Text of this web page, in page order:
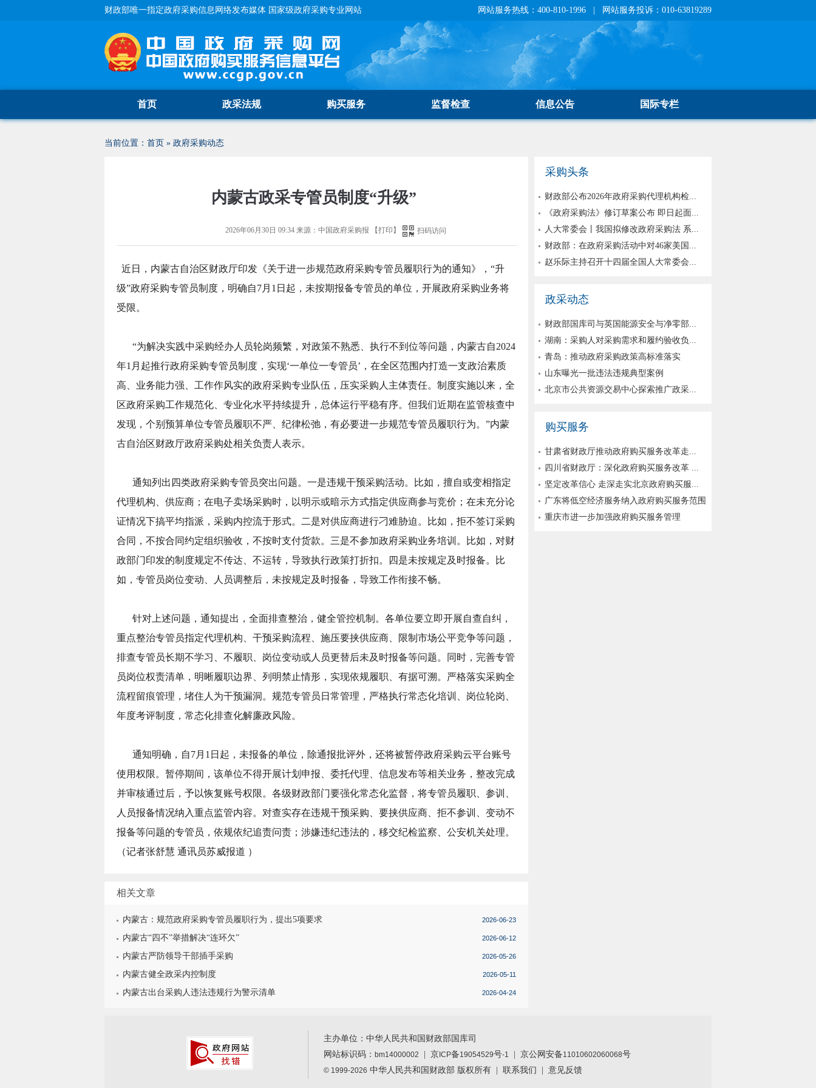
财政部唯一指定政府采购信息网络发布媒体 国家级政府采购专业网站 网站服务热线：400-810-1996 | 网站服务投诉：010-63819289
首页 政采法规 购买服务 监督检查 信息公告 国际专栏
当前位置： 首页 » 政府采购动态
内蒙古政采专管员制度“升级”
2026年06月30日 09:34来源： 中国政府采购报 【打印 】 扫码访问
近日，内蒙古自治区财政厅印发《关于进一步规范政府采购专管员履职行为的通知》，“升
级”政府采购专管员制度，明确自7月1日起，未按期报备专管员的单位，开展政府采购业务将
受限。
“为解决实践中采购经办人员轮岗频繁，对政策不熟悉、执行不到位等问题，内蒙古自2024
年1月起推行政府采购专管员制度，实现‘一单位一专管员’，在全区范围内打造一支政治素质
高、业务能力强、工作作风实的政府采购专业队伍，压实采购人主体责任。制度实施以来，全
区政府采购工作规范化、专业化水平持续提升，总体运行平稳有序。但我们近期在监管核查中
发现，个别预算单位专管员履职不严、纪律松弛，有必要进一步规范专管员履职行为。”内蒙
古自治区财政厅政府采购处相关负责人表示。
通知列出四类政府采购专管员突出问题。一是违规干预采购活动。比如，擅自或变相指定
代理机构、供应商；在电子卖场采购时，以明示或暗示方式指定供应商参与竞价；在未充分论
证情况下搞平均指派，采购内控流于形式。二是对供应商进行刁难胁迫。比如，拒不签订采购
合同，不按合同约定组织验收，不按时支付货款。三是不参加政府采购业务培训。比如，对财
政部门印发的制度规定不传达、不运转，导致执行政策打折扣。四是未按规定及时报备。比
如，专管员岗位变动、人员调整后，未按规定及时报备，导致工作衔接不畅。
针对上述问题，通知提出，全面排查整治，健全管控机制。各单位要立即开展自查自纠，
重点整治专管员指定代理机构、干预采购流程、施压要挟供应商、限制市场公平竞争等问题，
排查专管员长期不学习、不履职、岗位变动或人员更替后未及时报备等问题。同时，完善专管
员岗位权责清单，明晰履职边界、列明禁止情形，实现依规履职、有据可溯。严格落实采购全
流程留痕管理，堵住人为干预漏洞。规范专管员日常管理，严格执行常态化培训、岗位轮岗、
年度考评制度，常态化排查化解廉政风险。
通知明确，自7月1日起，未报备的单位，除通报批评外，还将被暂停政府采购云平台账号
使用权限。暂停期间，该单位不得开展计划申报、委托代理、信息发布等相关业务，整改完成
并审核通过后，予以恢复账号权限。各级财政部门要强化常态化监督，将专管员履职、参训、
人员报备情况纳入重点监管内容。对查实存在违规干预采购、要挟供应商、拒不参训、变动不
报备等问题的专管员，依规依纪追责问责；涉嫌违纪违法的，移交纪检监察、公安机关处理。
（记者张舒慧 通讯员苏威报道 ）
相关文章
内蒙古：规范政府采购专管员履职行为，提出5项要求 2026-06-23
内蒙古“四不”举措解决“连环欠” 2026-06-12
内蒙古严防领导干部插手采购 2026-05-26
内蒙古健全政采内控制度 2026-05-11
内蒙古出台采购人违法违规行为警示清单 2026-04-24
采购头条
财政部公布2026年政府采购代理机构检...
《政府采购法》修订草案公布 即日起面...
人大常委会丨我国拟修改政府采购法 系...
财政部：在政府采购活动中对46家美国...
赵乐际主持召开十四届全国人大常委会...
政采动态
财政部国库司与英国能源安全与净零部...
湖南：采购人对采购需求和履约验收负...
青岛：推动政府采购政策高标准落实
山东曝光一批违法违规典型案例
北京市公共资源交易中心探索推广政采...
购买服务
甘肃省财政厅推动政府购买服务改革走...
四川省财政厅：深化政府购买服务改革 ...
坚定改革信心 走深走实北京政府购买服...
广东将低空经济服务纳入政府购买服务范围
重庆市进一步加强政府购买服务管理
主办单位：中华人民共和国财政部国库司
网站标识码： bm14000002 京 ICP备19054529号-1 | 京公网安备11010602060068号
© 1999-2026 中华人民共和国财政部 版权所有 | 联系我们 意见反馈